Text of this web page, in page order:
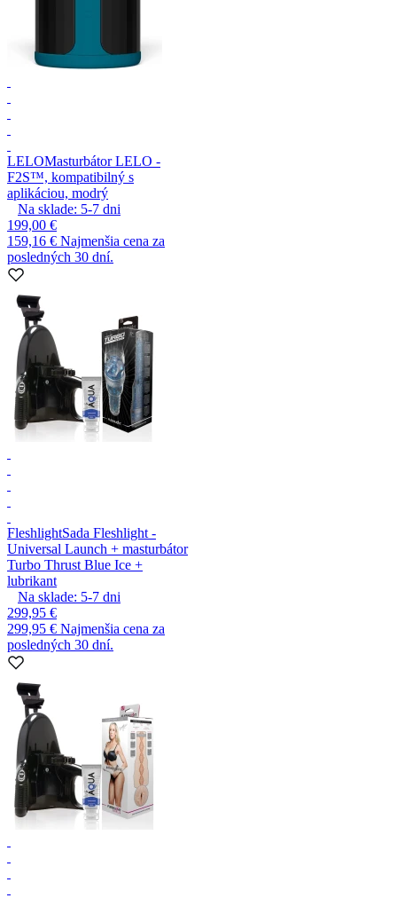
LELOMasturbátor LELO -
F2S™, kompatibilný s
aplikáciou, modrý
Na sklade: 5-7 dni
199,00 €
159,16 € Najmenšia cena za
posledných 30 dní.
FleshlightSada Fleshlight -
Universal Launch + masturbátor
Turbo Thrust Blue Ice +
lubrikant
Na sklade: 5-7 dni
299,95 €
299,95 € Najmenšia cena za
posledných 30 dní.